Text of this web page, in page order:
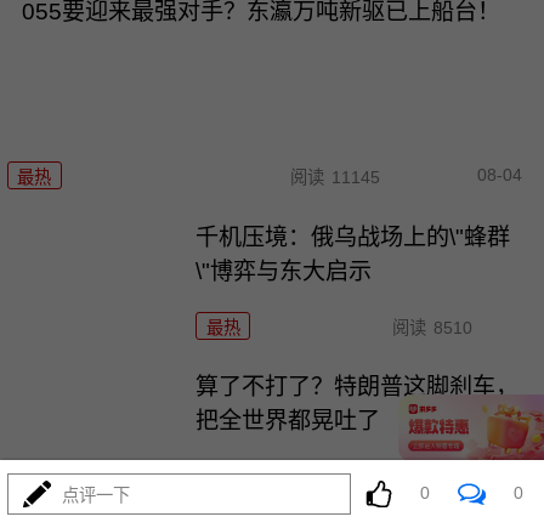
055要迎来最强对手？东瀛万吨新驱已上船台！
最热 阅读 11145 08-04
千机压境：俄乌战场上的\"蜂群
\"博弈与东大启示
最热 阅读 8510
算了不打了？特朗普这脚刹车，
把全世界都晃吐了
最热
点评一下 0 0